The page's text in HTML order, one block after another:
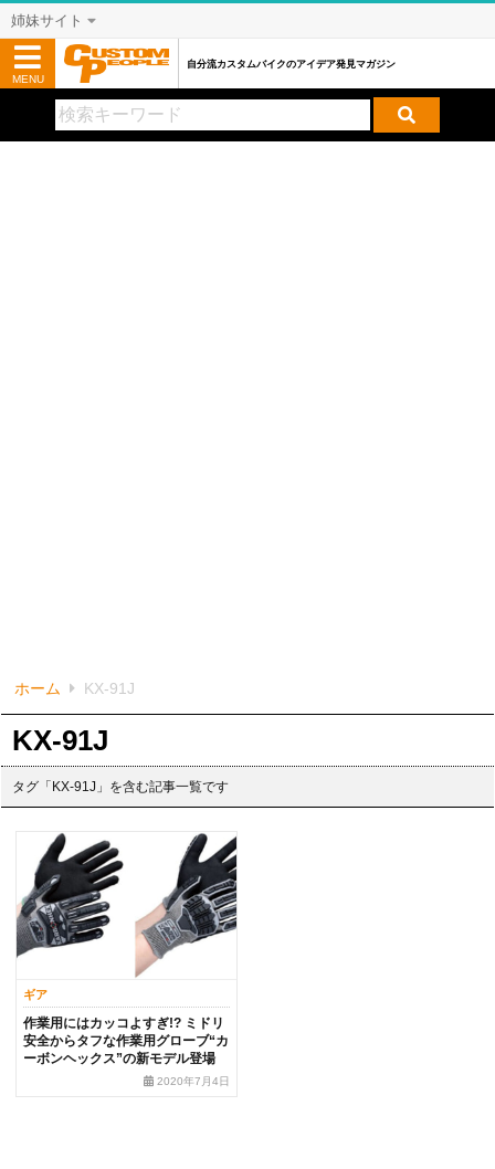
ホーム KX-91J
KX-91J
タグ「KX-91J」を含む記事一覧です
ギア
作業用にはカッコよすぎ!? ミドリ
安全からタフな作業用グローブ“カ
ーボンヘックス”の新モデル登場
2020年7月4日
姉妹サイト
MENU
自分流カスタムバイクのアイデア発見マガジン